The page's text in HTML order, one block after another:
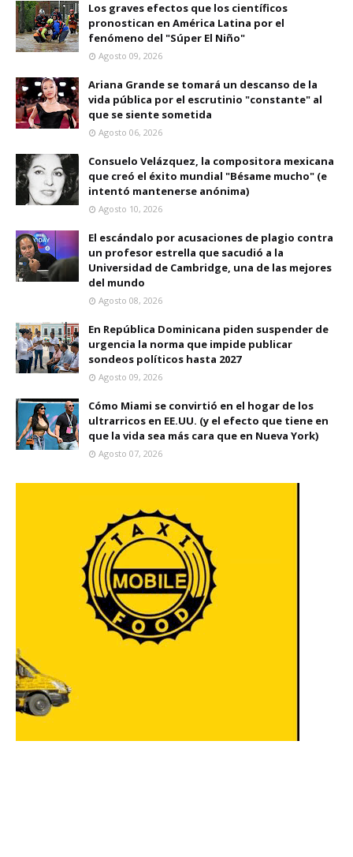
Los graves efectos que los científicos
pronostican en América Latina por el
fenómeno del "Súper El Niño"
Agosto 09, 2026
Ariana Grande se tomará un descanso de la
vida pública por el escrutinio "constante" al
que se siente sometida
Agosto 06, 2026
Consuelo Velázquez, la compositora mexicana
que creó el éxito mundial "Bésame mucho" (e
intentó mantenerse anónima)
Agosto 10, 2026
El escándalo por acusaciones de plagio contra
un profesor estrella que sacudió a la
Universidad de Cambridge, una de las mejores
del mundo
Agosto 08, 2026
En República Dominicana piden suspender de
urgencia la norma que impide publicar
sondeos políticos hasta 2027
Agosto 09, 2026
Cómo Miami se convirtió en el hogar de los
ultrarricos en EE.UU. (y el efecto que tiene en
que la vida sea más cara que en Nueva York)
Agosto 07, 2026